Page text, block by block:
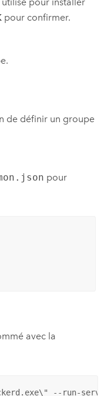
pour confirmer.
de définir un groupe
pour
avec la
--run-